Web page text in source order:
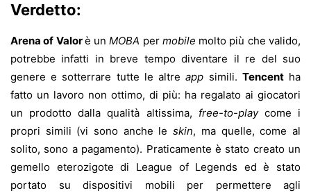
Verdetto:
Arena of Valorè unMOBA per mobile molto più che valido,
potrebbe infatti in breve tempo diventare il re del suo
genere e sotterrare tutte le altreapp simili. Tencentha
fatto un lavoro non ottimo, di più: ha regalato ai giocatori
un prodotto dalla qualità altissima, free-to-playcome i
propri simili (vi sono anche leskin, ma quelle, come al
solito, sono a pagamento). Praticamente è stato creato un
gemello eterozigote di League of Legends ed è stato
portato su dispositivi mobili per permettere agli